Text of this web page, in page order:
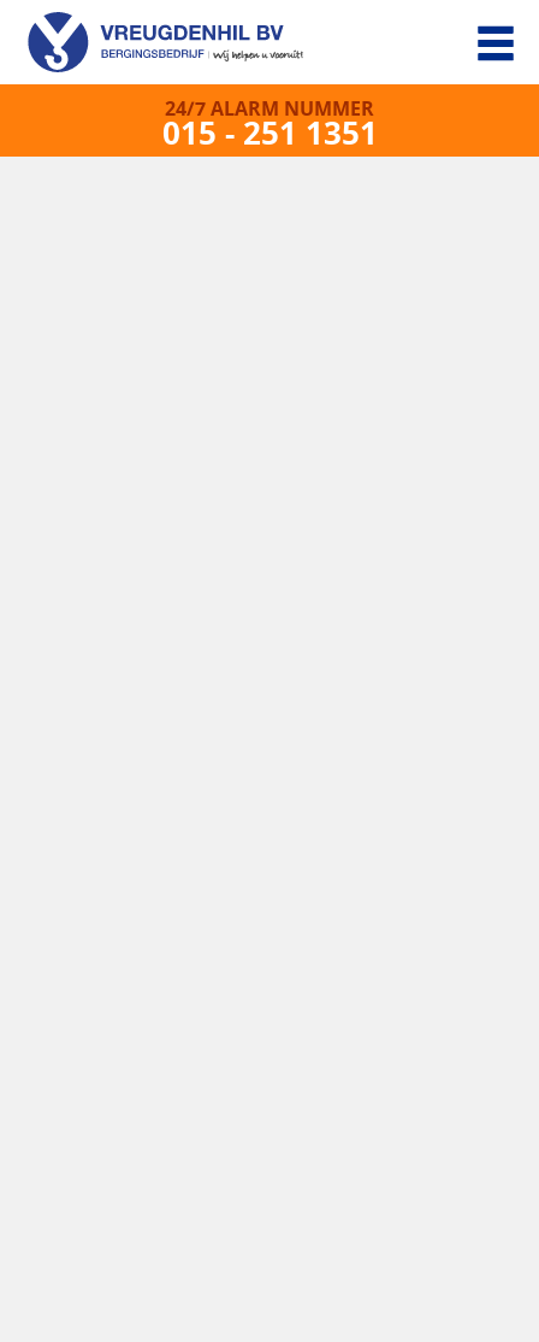
24/7 ALARM NUMMER
015 - 251 1351